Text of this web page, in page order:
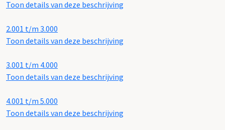
Toon details van deze beschrijving
2.001 t/m 3.000
Toon details van deze beschrijving
3.001 t/m 4.000
Toon details van deze beschrijving
4.001 t/m 5.000
Toon details van deze beschrijving